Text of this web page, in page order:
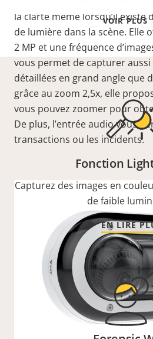
VOIR PLUS
la clarté même lorsqu’il existe
de lumière dans la scène. Elle
2 MP et une fréquence
vous permet de capturer aussi
détaillées en grand angle que
grâce au zoom 2,5x, elle
vous pouvez zoomer pour
De plus, l’entrée audio vous
transactions ou les incidents.
Fonction
Capturez des images en
de faible
EN LIRE